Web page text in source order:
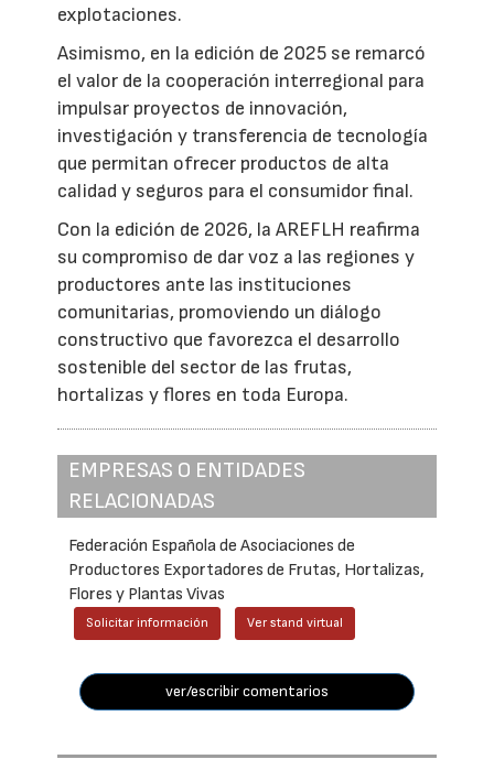
explotaciones.
Asimismo, en la edición de 2025 se remarcó
el valor de la cooperación interregional para
impulsar proyectos de innovación,
investigación y transferencia de tecnología
que permitan ofrecer productos de alta
calidad y seguros para el consumidor final.
Con la edición de 2026, la AREFLH reafirma
su compromiso de dar voz a las regiones y
productores ante las instituciones
comunitarias, promoviendo un diálogo
constructivo que favorezca el desarrollo
sostenible del sector de las frutas,
hortalizas y flores en toda Europa.
EMPRESAS O ENTIDADES
RELACIONADAS
Federación Española de Asociaciones de
Productores Exportadores de Frutas, Hortalizas,
Flores y Plantas Vivas
Solicitar información Ver stand virtual
ver/escribir comentarios